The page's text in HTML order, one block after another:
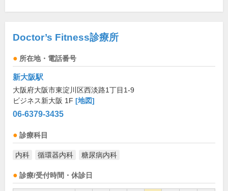
Doctor’s Fitness診療所
所在地・電話番号
新大阪駅
大阪府大阪市東淀川区西淡路1丁目1-9
ビジネス新大阪 1F [地図]
06-6379-3435
診療科目
内科 循環器内科 糖尿病内科
診療/受付時間・休診日